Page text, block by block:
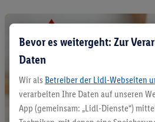
Bevor es weitergeht: Zur
Daten
Wir als Betreiber der Lidl-Webseiten
verarbeiten Ihre Daten auf unseren
App (gemeinsam: „Lidl-Dienste“)